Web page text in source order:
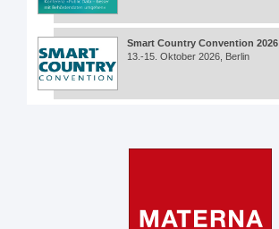
Smart Country Convention 2026
13.-15. Oktober 2026, Berlin